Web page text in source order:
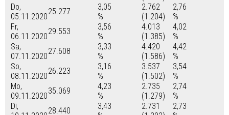
Do,
05.11.2020
25.277
3,05
%
2.762
(1.204)
2,76
%
Fr,
06.11.2020
29.553
3,56
%
4.013
(1.385)
4,02
%
Sa,
07.11.2020
27.608
3,33
%
4.420
(1.586)
4,42
%
So,
08.11.2020
26.223
3,16
%
3.537
(1.502)
3,54
%
Mo,
09.11.2020
35.069
4,23
%
2.735
(1.279)
2,74
%
Di,
28.440
3,43
2.731
2,73